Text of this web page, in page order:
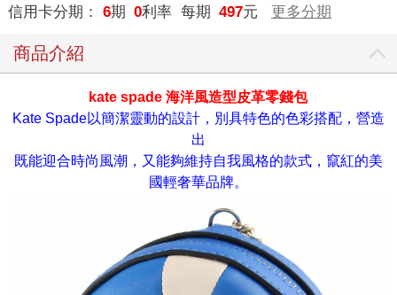
信用卡分期： 6期 0利率 每期 497元 更多分期
商品介紹
kate spade 海洋風造型皮革零錢包
Kate Spade以簡潔靈動的設計，別具特色的色彩搭配，營造
出
既能迎合時尚風潮，又能夠維持自我風格的款式，竄紅的美
國輕奢華品牌。